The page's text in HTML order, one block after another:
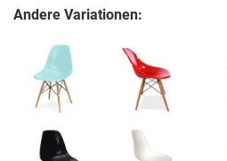
Andere Variationen: